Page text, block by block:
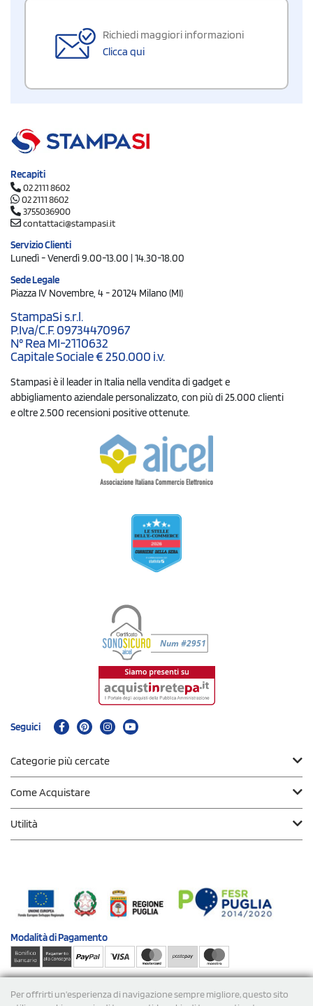
Per offrirti un'esperienza di navigazione sempre migliore, questo sito
Richiedi maggiori informazioni
Clicca qui
Recapiti
02 2111 8602
02 2111 8602
3755036900
contattaci@stampasi.it
Servizio Clienti
Lunedì - Venerdì 9.00-13.00 | 14.30-18.00
Sede Legale
Piazza IV Novembre, 4 - 20124 Milano (MI)
StampaSi s.r.l.
P.Iva/C.F. 09734470967
N° Rea MI-2110632
Capitale Sociale € 250.000 i.v.
Stampasi è il leader in Italia nella vendita di gadget e
abbigliamento aziendale personalizzato, con più di 25.000 clienti
e oltre 2.500 recensioni positive ottenute.
Seguici
Categorie più cercate
Come Acquistare
Utilità
Modalità diPagamento
Spedizioni